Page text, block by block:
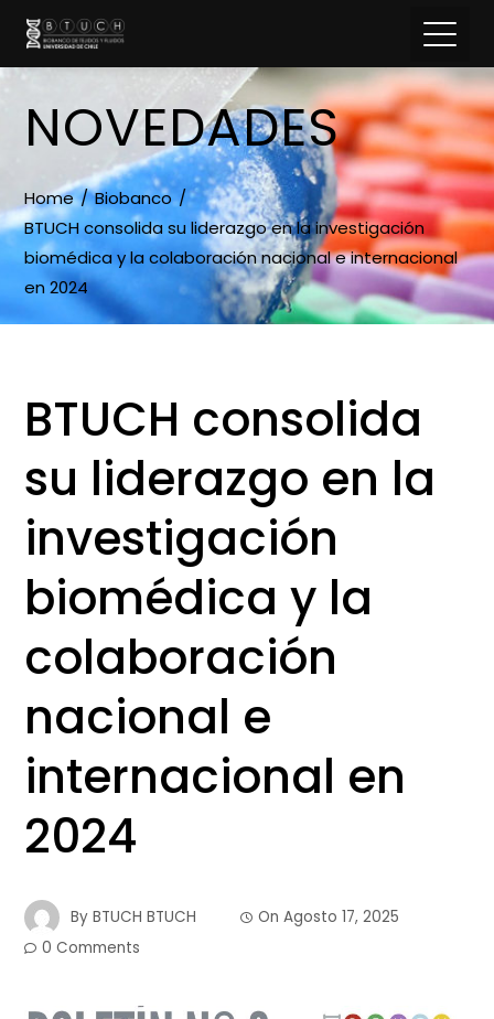
NOVEDADES
Home
Biobanco
BTUCH consolida su liderazgo en la investigación
biomédica y la colaboración nacional e internacional
en 2024
BTUCH consolida
su liderazgo en la
investigación
biomédica y la
colaboración
nacional e
internacional en
2024
ByBTUCH BTUCH OnAgosto 17, 2025
0 Comments